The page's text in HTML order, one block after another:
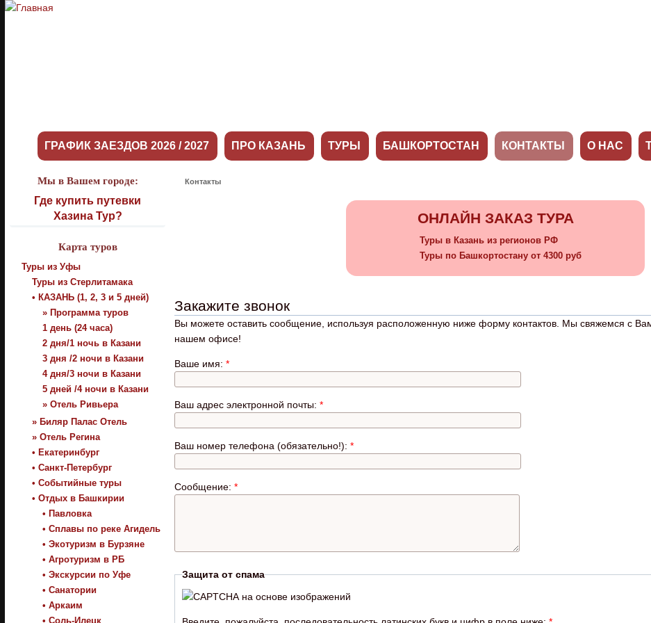
ГРАФИК ЗАЕЗДОВ 2026 / 2027 ПРО КАЗАНЬ ТУРЫ БАШКОРТОСТАН КОНТАКТЫ О НАС
Мы в Вашем городе:
Где купить путевки
Хазина Тур?
Карта туров
Туры из Уфы
Туры из Стерлитамака
• КАЗАНЬ (1, 2, 3 и 5 дней)
» Программа туров
1 день (24 часа)
2 дня/1 ночь в Казани
3 дня /2 ночи в Казани
4 дня/3 ночи в Казани
5 дней /4 ночи в Казани
» Отель Ривьера
» Биляр Палас Отель
» Отель Регина
• Екатеринбург
• Санкт-Петербург
• Событийные туры
• Отдых в Башкирии
• Павловка
• Сплавы по реке Агидель
• Экотуризм в Бурзяне
• Агротуризм в РБ
• Экскурсии по Уфе
• Санатории
• Аркаим
• Соль-Илецк
Контакты
ОНЛАЙН ЗАКАЗ ТУРА
Туры в Казань из регионов РФ
Туры по Башкортостану от 4300 руб
Закажите звонок
Вы можете оставить сообщение, используя расположенную ниже форму контактов. Мы свяжемся с
нашем офисе!
Ваше имя: *
Ваш адрес электронной почты: *
Ваш номер телефона (обязательно!): *
Сообщение: *
Защита от спама